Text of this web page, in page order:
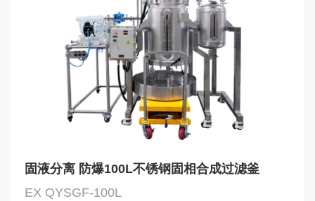
固液分离 防爆100L不锈钢固相合成过滤釜
EX QYSGF-100L